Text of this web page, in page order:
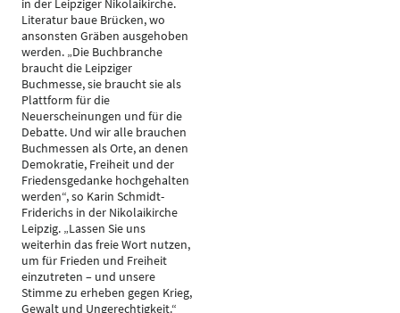
in der Leipziger Nikolaikirche.
Literatur baue Brücken, wo
ansonsten Gräben ausgehoben
werden. „Die Buchbranche
braucht die Leipziger
Buchmesse, sie braucht sie als
Plattform für die
Neuerscheinungen und für die
Debatte. Und wir alle brauchen
Buchmessen als Orte, an denen
Demokratie, Freiheit und der
Friedensgedanke hochgehalten
werden“, so Karin Schmidt-
Friderichs in der Nikolaikirche
Leipzig. „Lassen Sie uns
weiterhin das freie Wort nutzen,
um für Frieden und Freiheit
einzutreten – und unsere
Stimme zu erheben gegen Krieg,
Gewalt und Ungerechtigkeit.“